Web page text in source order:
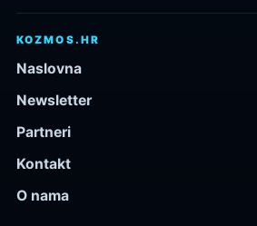
KOZMOS.HR
Naslovna
Newsletter
Partneri
Kontakt
O nama